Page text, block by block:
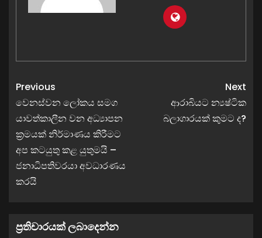
Previous
වෙනස්වන ලෝකය සමග
යාවත්කාලීන වන අධ්‍යාපන
ක්‍රමයක් නිර්මාණය කිරීමට
අප කටයුතු කළ යුතුමයි –
ජනාධිපතිවරයා අවධාරණය
කරයි
Next
ආරාබියට න්‍යෂ්ටික
බලාගාරයක් කුමට ද?
ප්‍රතිචාරයක් ලබාදෙන්න